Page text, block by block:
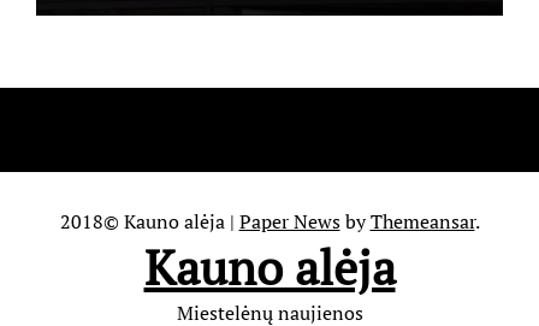
2018© Kauno alėja | Paper NewsbyThemeansar.
Kauno alėja
Miestelėnų naujienos